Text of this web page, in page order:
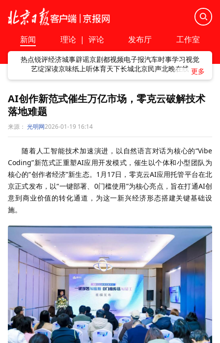
新闻 理论 | 评论 发布厅 工作室
热点锐评经济城事辟谣京剧都视频电子报汽车时事学习视觉
艺绽深读京味纸上听体育天下长城北京民声北晚在线
AI创作新范式催生万亿市场，零克云破解技术
落地难题
来源： 光明网2026-01-19 16:14
随着人工智能技术加速演进，以自然语言对话为核心的“Vibe
Coding”新范式正重塑AI应用开发模式，催生以个体和小型团队为
核心的“创作者经济”新生态。1月17日，零克云AI应用托管平台在北
京正式发布，以“一键部署、0门槛使用”为核心亮点，旨在打通AI创
意到商业价值的转化通道，为这一新兴经济形态搭建关键基础设
施。